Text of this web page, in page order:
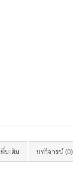
มเติม บทวิจารณ์ (0)